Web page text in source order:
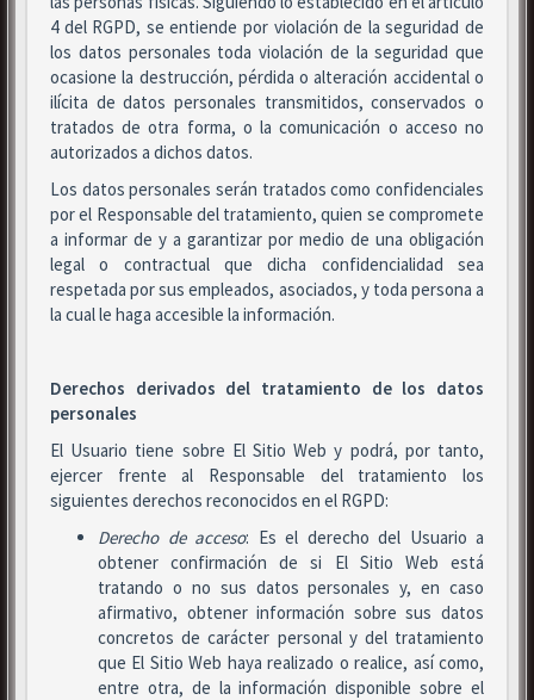
4 del RGPD, se entiende por violación de la seguridad de
los datos personales toda violación de la seguridad que
ocasione la destrucción, pérdida o alteración accidental o
ilícita de datos personales transmitidos, conservados o
tratados de otra forma, o la comunicación o acceso no
autorizados a dichos datos.
Los datos personales serán tratados como confidenciales
por el Responsable del tratamiento, quien se compromete
a informar de y a garantizar por medio de una obligación
legal o contractual que dicha confidencialidad sea
respetada por sus empleados, asociados, y toda persona a
la cual le haga accesible la información.
Derechos derivados del tratamiento de los datos
personales
El Usuario tiene sobre El Sitio Web y podrá, por tanto,
ejercer frente al Responsable del tratamiento los
siguientes derechos reconocidos en el RGPD:
Derecho de acceso: Es el derecho del Usuario a
obtener confirmación de si El Sitio Web está
tratando o no sus datos personales y, en caso
afirmativo, obtener información sobre sus datos
concretos de carácter personal y del tratamiento
que El Sitio Web haya realizado o realice, así como,
entre otra, de la información disponible sobre el